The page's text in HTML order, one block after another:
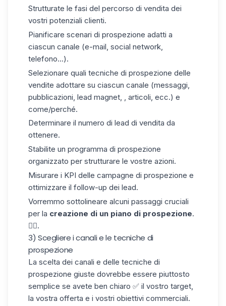
Strutturate le fasi del percorso di vendita dei
vostri potenziali clienti.
Pianificare scenari di prospezione adatti a
ciascun canale (e-mail, social network,
telefono...).
Selezionare quali tecniche di prospezione delle
vendite adottare su ciascun canale (messaggi,
pubblicazioni, lead magnet, , articoli, ecc.) e
come/perché.
Determinare il numero di lead di vendita da
ottenere.
Stabilite un programma di prospezione
organizzato per strutturare le vostre azioni.
Misurare i KPI delle campagne di prospezione e
ottimizzare il follow-up dei lead.
Vorremmo sottolineare alcuni passaggi cruciali
per la creazione di un piano di prospezione.
👇🏼.
3) Scegliere i canali e le tecniche di
prospezione
La scelta dei canali e delle tecniche di
prospezione giuste dovrebbe essere piuttosto
semplice se avete ben chiaro ✅ il vostro target,
la vostra offerta e i vostri obiettivi commerciali.